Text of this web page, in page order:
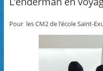
Pour les CM2 de l’école Saint-